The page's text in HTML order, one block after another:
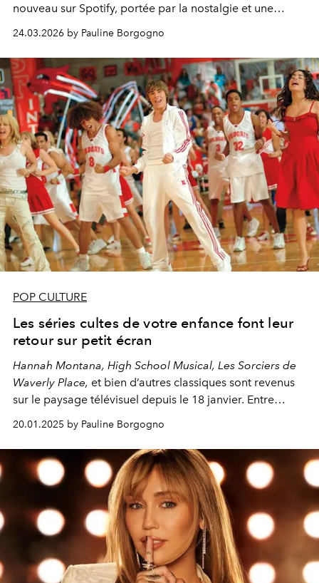
nouveau sur Spotify, portée par la nostalgie et une
nouvelle vague de fans.
24.03.2026 by Pauline Borgogno
POP CULTURE
Les séries cultes de votre enfance font leur
retour sur petit écran
Hannah Montana, High School Musical, Les Sorciers de
Waverly Place, et bien d’autres classiques sont revenus
sur le paysage télévisuel depuis le 18 janvier. Entre
souvenirs d’adolescence et nouvelles aventures inédites,
Disney Channel réveille la magie pour une parenthèse
inoubliable.
20.01.2025 by Pauline Borgogno